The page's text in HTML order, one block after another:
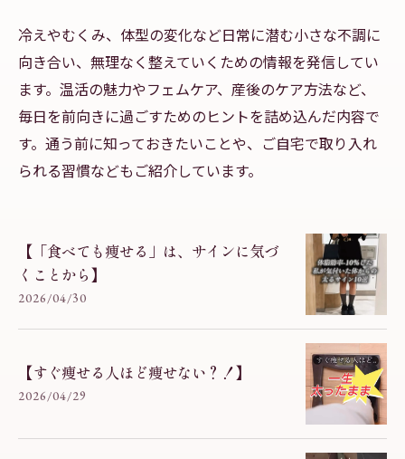
冷えやむくみ、体型の変化など日常に潜む小さな不調に
向き合い、無理なく整えていくための情報を発信してい
ます。温活の魅力やフェムケア、産後のケア方法など、
毎日を前向きに過ごすためのヒントを詰め込んだ内容で
す。通う前に知っておきたいことや、ご自宅で取り入れ
られる習慣などもご紹介しています。
【「食べても痩せる」は、サインに気づ
くことから】
2026/04/30
【すぐ痩せる人ほど痩せない？！】
2026/04/29